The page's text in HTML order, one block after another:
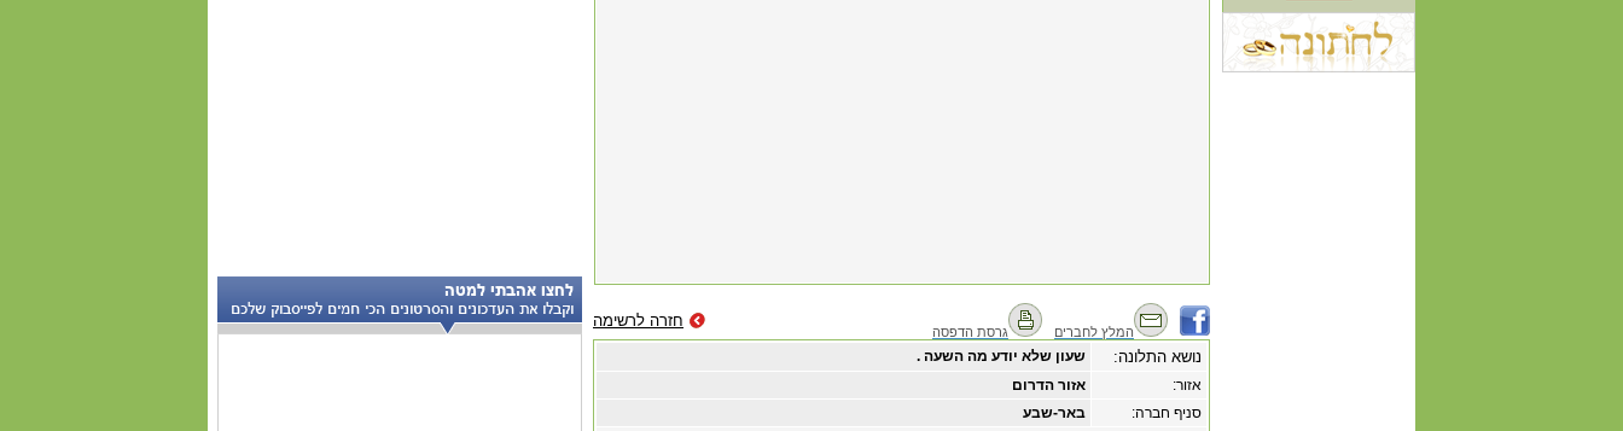
חזרה לרשימה
גרסת הדפסה המלץ לחברים
שעון שלא יודע מה השעה . נושא התלונה:
אזור הדרום
אזור:
באר-שבע
סניף חברה: